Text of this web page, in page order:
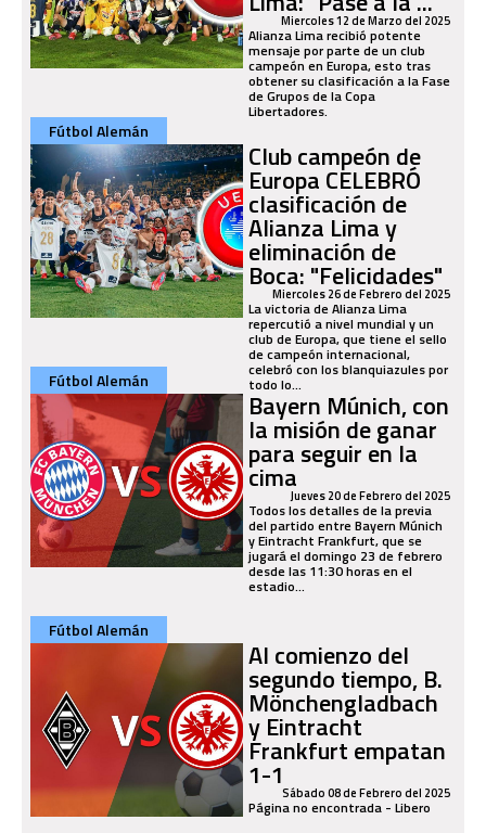
Miercoles 12 de Marzo del 2025
Alianza Lima recibió potente
mensaje por parte de un club
campeón en Europa, esto tras
obtener su clasificación a la Fase
de Grupos de la Copa
Libertadores.
Fútbol Alemán
Club campeón de
Europa CELEBRÓ
clasificación de
Alianza Lima y
eliminación de
Boca: "Felicidades"
Miercoles 26 de Febrero del 2025
La victoria de Alianza Lima
repercutió a nivel mundial y un
club de Europa, que tiene el sello
de campeón internacional,
celebró con los blanquiazules por
todo lo...
Fútbol Alemán
Bayern Múnich, con
la misión de ganar
para seguir en la
cimaJueves 20 de Febrero del 2025
Todos los detalles de la previa
del partido entre Bayern Múnich
y Eintracht Frankfurt, que se
jugará el domingo 23 de febrero
desde las 11:30 horas en el
estadio...
Fútbol Alemán
Al comienzo del
segundo tiempo, B.
Mönchengladbach
y Eintracht
Frankfurt empatan
1-1Sábado 08 de Febrero del 2025
Página no encontrada - Libero